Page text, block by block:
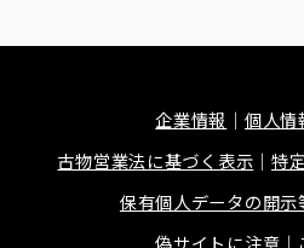
企業情報
個人情
古物営業法に基づく表示
特
保有個人データの開
偽サイトに注意